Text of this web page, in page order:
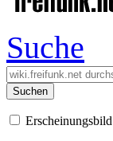
Suche
Suchen
Erscheinungsbild